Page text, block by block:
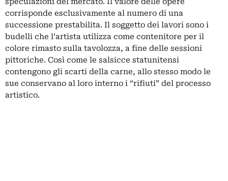
corrisponde esclusivamente al numero di una
successione prestabilita. Il soggetto dei lavori sono i
budelli che l’artista utilizza come contenitore per il
colore rimasto sulla tavolozza, a fine delle sessioni
pittoriche. Così come le salsicce statunitensi
contengono gli scarti della carne, allo stesso modo le
sue conservano al loro interno i “rifiuti” del processo
artistico.